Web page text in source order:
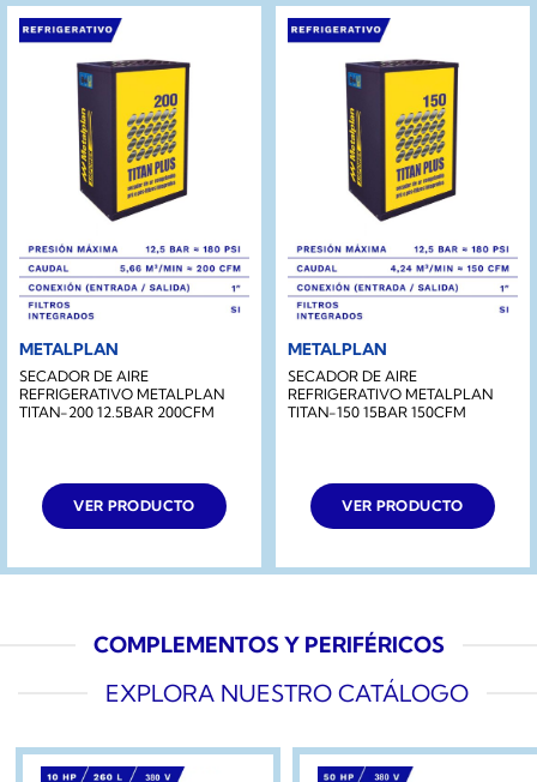
METALPLAN
SECADOR DE AIRE
REFRIGERATIVO METALPLAN
TITAN-200 12.5BAR 200CFM
VER PRODUCTO
METALPLAN
SECADOR DE AIRE
REFRIGERATIVO METALPLAN
TITAN-150 15BAR 150CFM
VER PRODUCTO
COMPLEMENTOS Y PERIFÉRICOS
EXPLORA NUESTRO CATÁLOGO